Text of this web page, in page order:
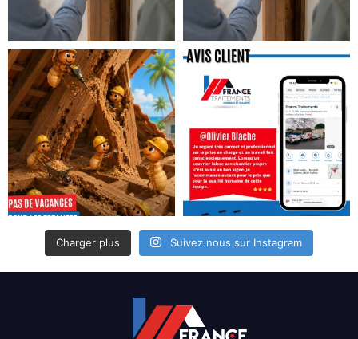
Charger plus Suivez nous sur Instagram